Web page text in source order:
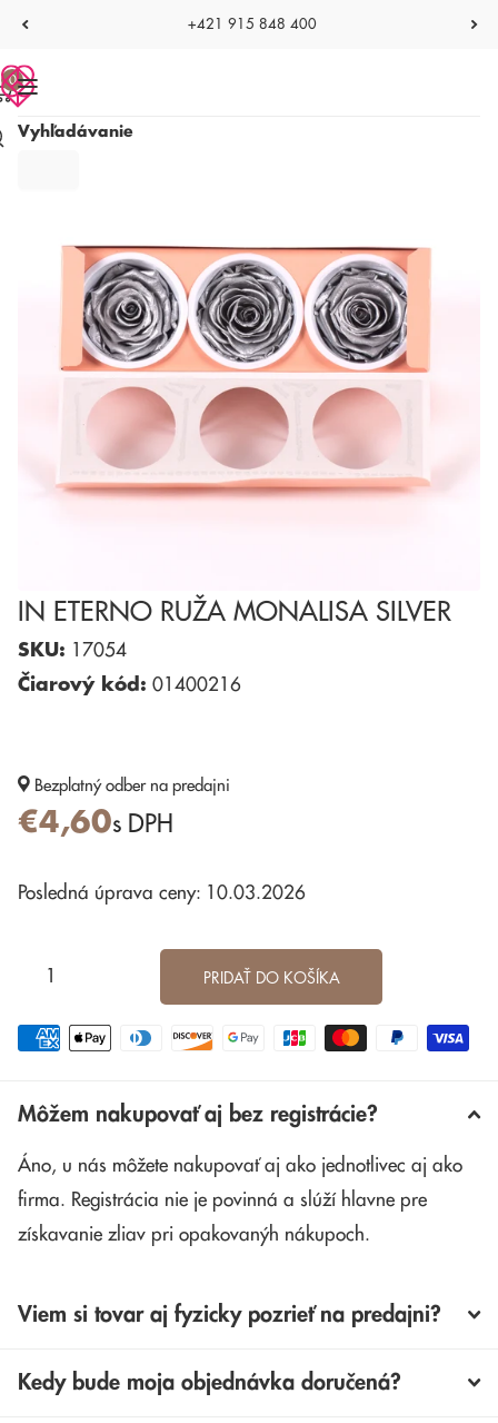
+421 915 848 400
Vyhľadávanie
0
IN ETERNO RUŽA MONALISA SILVER
SKU: 17054
Čiarový kód: 01400216
Bezplatný odber na predajni
€4,60s DPH
Posledná úprava ceny: 10.03.2026
PRIDAŤ DO KOŠÍKA
Môžem nakupovať aj bez registrácie?
Áno, u nás môžete nakupovať aj ako jednotlivec aj ako
firma. Registrácia nie je povinná a slúží hlavne pre
získavanie zliav pri opakovanýh nákupoch.
Viem si tovar aj fyzicky pozrieť na predajni?
Kedy bude moja objednávka doručená?